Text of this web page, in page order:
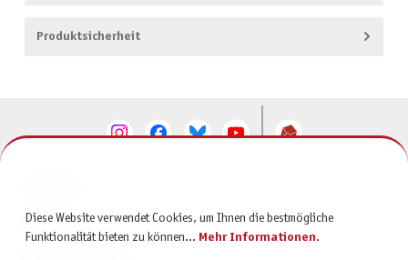
Produktsicherheit
SERVICE
Diese Website verwendet Cookies, um Ihnen die bestmögliche
Funktionalität bieten zu können... Mehr Informationen.